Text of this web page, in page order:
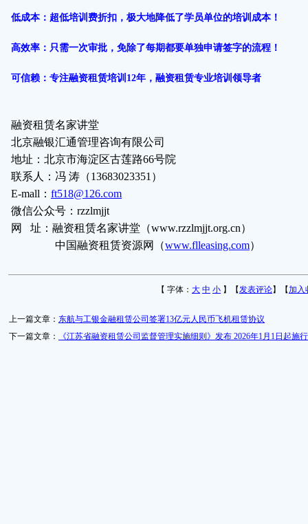
低成本：超低培训费折扣，极大地降低了学员单位的培训成本！
高效率：只需一次审批，免除了每期都要单独申请签字的流程！
可信赖：专注融资租赁培训 12年，融资租赁专业培训领导者
融资租赁名家讲堂
北京融银汇通管理咨询有限公司
地址：北京市海淀区古莲路66号院
联系人：冯 涛（13683023351 ）
E-mall ： ft518@126.com
微信公众号： rzzlmjjt
网
址：融资租赁名家讲堂（www.rzzlmjjt.org.cn）
中国融资租赁资源网（www.flleasing.com）
【 字体： 大 中 小 】【发表评论】【加入
上一篇文章： 东航与工银金融租赁公司签署13亿元人民币飞机租赁协议
下一篇文章：
《江苏省融资租赁公司监督管理实施细则》发布 2026年1月1日起施行